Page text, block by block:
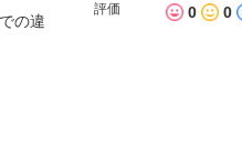
の違
評価 0 0